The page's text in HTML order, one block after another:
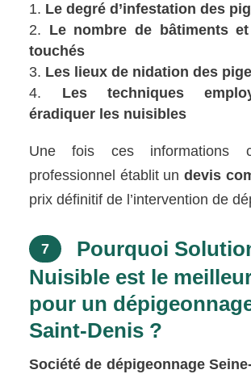
Le degré d’infestation des
Le nombre de bâtiments
touchés
Les lieux de nidation des
Les techniques
éradiquer les nuisibles
Une fois ces informations
professionnel établit un devis
prix définitif de l’intervention de
7
Pourquoi
Nuisible est le
pour un
Saint-Denis ?
Société de dépigeonnage